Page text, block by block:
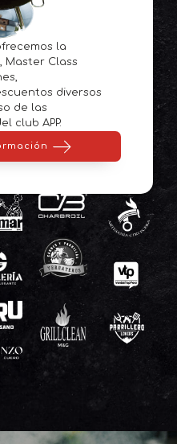
la
Master Class
diversos
de las
club APP.